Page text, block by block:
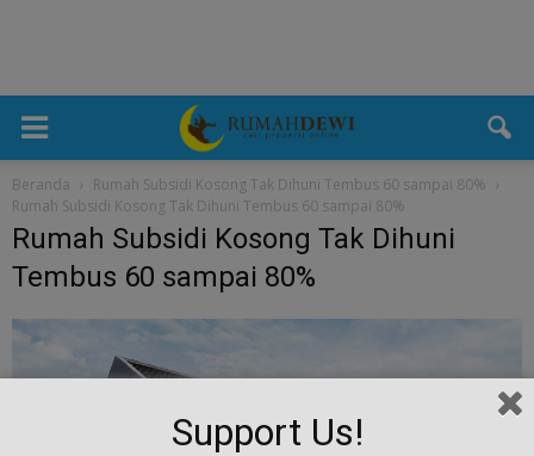
Beranda
Rumah Subsidi Kosong Tak Dihuni Tembus 60 sampai 80%
Rumah Subsidi Kosong Tak Dihuni Tembus 60 sampai 80%
Rumah Subsidi Kosong Tak Dihuni
Tembus 60 sampai 80%
Support Us!